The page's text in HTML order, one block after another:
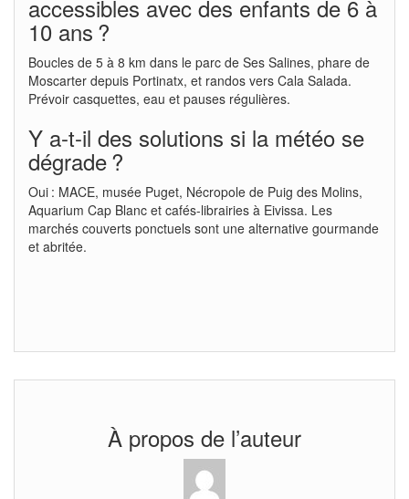
accessibles avec des enfants de 6 à
10 ans ?
Boucles de 5 à 8 km dans le parc de Ses Salines, phare de
Moscarter depuis Portinatx, et randos vers Cala Salada.
Prévoir casquettes, eau et pauses régulières.
Y a-t-il des solutions si la météo se
dégrade ?
Oui : MACE, musée Puget, Nécropole de Puig des Molins,
Aquarium Cap Blanc et cafés-librairies à Eivissa. Les
marchés couverts ponctuels sont une alternative gourmande
et abritée.
À propos de l’auteur